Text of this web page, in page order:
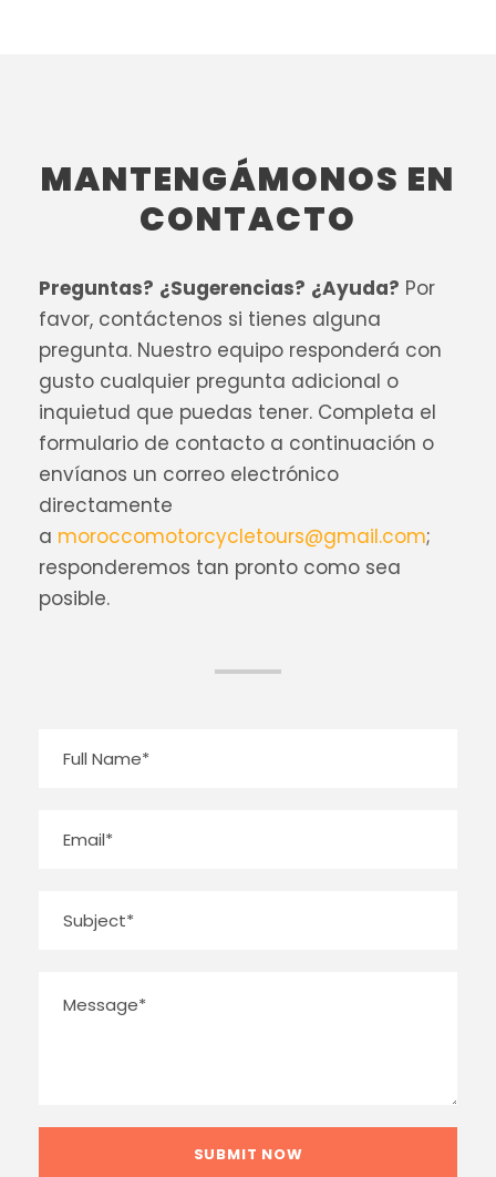
MANTENGÁMONOS EN
CONTACTO
Preguntas? ¿Sugerencias? ¿Ayuda? Por
favor, contáctenos si tienes alguna
pregunta. Nuestro equipo responderá con
gusto cualquier pregunta adicional o
inquietud que puedas tener. Completa el
formulario de contacto a continuación o
envíanos un correo electrónico
directamente
a moroccomotorcycletours@gmail.com;
responderemos tan pronto como sea
posible.